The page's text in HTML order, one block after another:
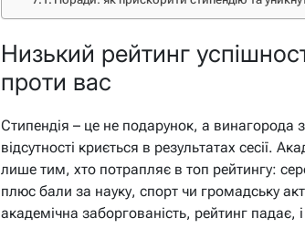
Низький рейтинг
проти вас
Стипендія – це не подарунок, а винагорода
відсутності криється в результатах сесії.
лише тим, хто потрапляє в топ рейтингу:
плюс бали за науку, спорт чи громадську
академічна заборгованість, рейтинг падає,